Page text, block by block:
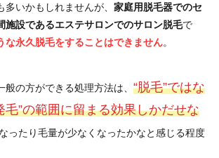
いかもしれませんが、 家庭用脱毛器でのセ
施設であるエステサロンでのサロン脱毛で
な永久脱毛をすることはできません。
般の方ができる処理方法は、 “脱毛”ではな
毛”の範囲に留まる効果しかだせな
ったり毛量が少なくなったかなと感じる程度